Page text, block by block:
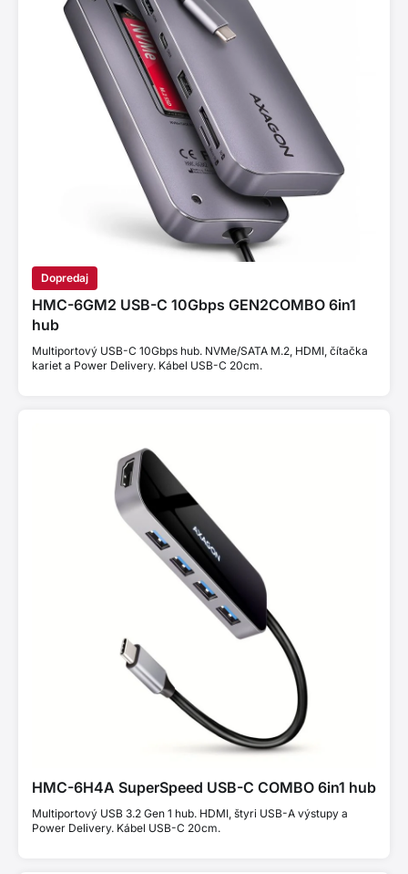
Dopredaj
HMC-6GM2 USB-C 10Gbps GEN2COMBO 6in1
hub
Multiportový USB-C 10Gbps hub. NVMe/SATA M.2, HDMI, čítačka
kariet a Power Delivery. Kábel USB-C 20cm.
HMC-6H4A SuperSpeed USB-C COMBO 6in1 hub
Multiportový USB 3.2 Gen 1 hub. HDMI, štyri USB-A výstupy a
Power Delivery. Kábel USB-C 20cm.